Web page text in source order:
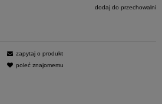
dodaj do przechowalni
zapytaj o produkt
poleć znajomemu